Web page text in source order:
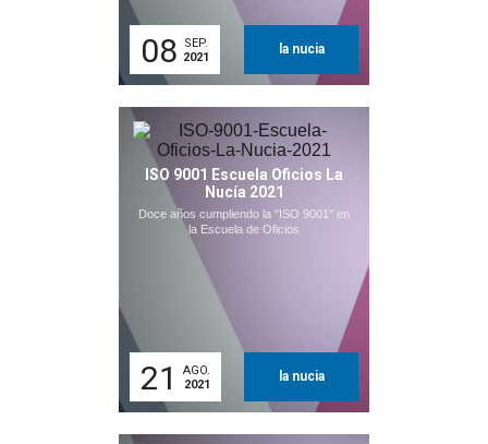
08
SEP.
2021
la nucia
ISO 9001 Escuela Oficios La
Nucía 2021
Doce años cumpliendo la "ISO 9001" en
la Escuela de Oficios
21
AGO.
2021
la nucia